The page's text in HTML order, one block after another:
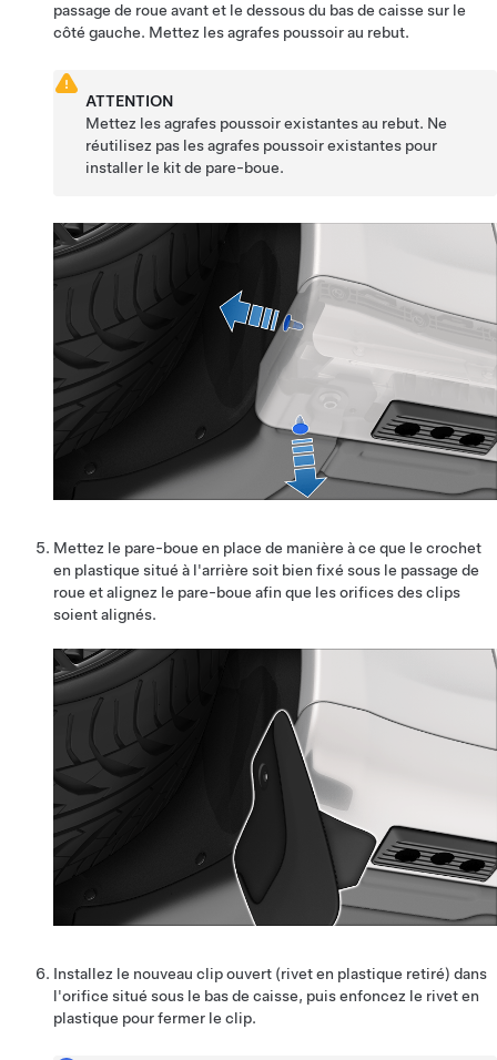
passage de roue avant et le dessous du bas de caisse sur le
côté gauche. Mettez les agrafes poussoir au rebut.
ATTENTION
Mettez les agrafes poussoir existantes au rebut. Ne
réutilisez pas les agrafes poussoir existantes pour
installer le kit de pare-boue.
Mettez le pare-boue en place de manière à ce que le crochet
en plastique situé à l'arrière soit bien fixé sous le passage de
roue et alignez le pare-boue afin que les orifices des clips
soient alignés.
Installez le nouveau clip ouvert (rivet en plastique retiré) dans
l'orifice situé sous le bas de caisse, puis enfoncez le rivet en
plastique pour fermer le clip.